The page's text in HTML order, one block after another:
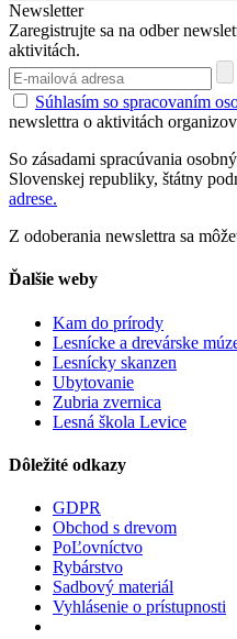
Newsletter
Zaregistrujte sa na odber
aktivitách.
Súhlasím so spracovaním
newslettra o aktivitách
So zásadami spracúvania
Slovenskej republiky, štátny
adrese.
Z odoberania newslettra sa
Ďalšie weby
Kam do prírody
Lesnícke a drevárske
Lesnícky skanzen
Ubytovanie
Zubria zvernica
Lesná škola Levice
Dôležité odkazy
GDPR
Obchod s drevom
PoĽovníctvo
Rybárstvo
Sadbový materiál
Vyhlásenie o prístupnosti